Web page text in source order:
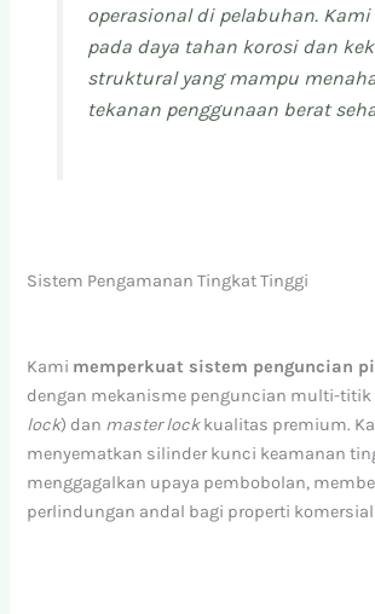
operasional di pelabuhan.
pada daya tahan korosi dan
struktural yang mampu
tekanan penggunaan berat
Sistem Pengamanan Tingkat Tinggi
Kami memperkuat sistem penguncian
dengan mekanisme penguncian multi-
lock) dan master lockkualitas premium.
menyematkan silinder kunci keamanan
menggagalkan upaya pembobolan,
perlindungan andal bagi properti komersial